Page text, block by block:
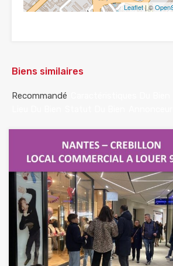
Leaflet| ©
Biens similaires
Recommandé